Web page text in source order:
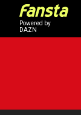
Powered by
DAZN